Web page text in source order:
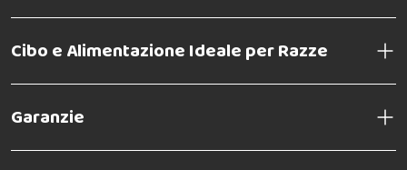
Cibo e Alimentazione Ideale per Razze
Garanzie